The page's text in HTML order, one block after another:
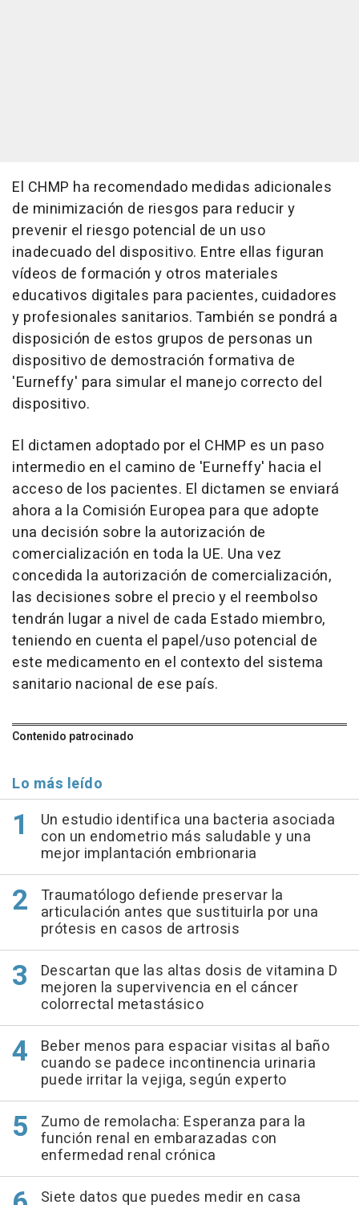
El CHMP ha recomendado medidas adicionales
de minimización de riesgos para reducir y
prevenir el riesgo potencial de un uso
inadecuado del dispositivo. Entre ellas figuran
vídeos de formación y otros materiales
educativos digitales para pacientes, cuidadores
y profesionales sanitarios. También se pondrá a
disposición de estos grupos de personas un
dispositivo de demostración formativa de
'Eurneffy' para simular el manejo correcto del
dispositivo.
El dictamen adoptado por el CHMP es un paso
intermedio en el camino de 'Eurneffy' hacia el
acceso de los pacientes. El dictamen se enviará
ahora a la Comisión Europea para que adopte
una decisión sobre la autorización de
comercialización en toda la UE. Una vez
concedida la autorización de comercialización,
las decisiones sobre el precio y el reembolso
tendrán lugar a nivel de cada Estado miembro,
teniendo en cuenta el papel/uso potencial de
este medicamento en el contexto del sistema
sanitario nacional de ese país.
Contenido patrocinado
Lo más leído
Un estudio identifica una bacteria asociada
con un endometrio más saludable y una
mejor implantación embrionaria
Traumatólogo defiende preservar la
articulación antes que sustituirla por una
prótesis en casos de artrosis
Descartan que las altas dosis de vitamina D
mejoren la supervivencia en el cáncer
colorrectal metastásico
Beber menos para espaciar visitas al baño
cuando se padece incontinencia urinaria
puede irritar la vejiga, según experto
Zumo de remolacha: Esperanza para la
función renal en embarazadas con
enfermedad renal crónica
Siete datos que puedes medir en casa